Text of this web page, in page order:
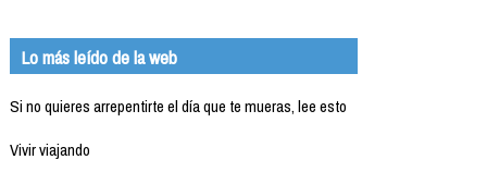
Lo más leído de la web
Si no quieres arrepentirte el día que te mueras, lee esto
Vivir viajando